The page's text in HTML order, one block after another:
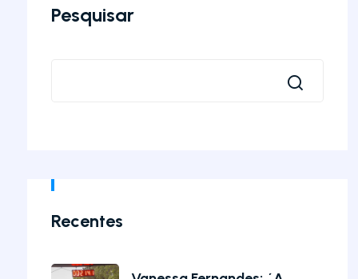
Pesquisar
Recentes